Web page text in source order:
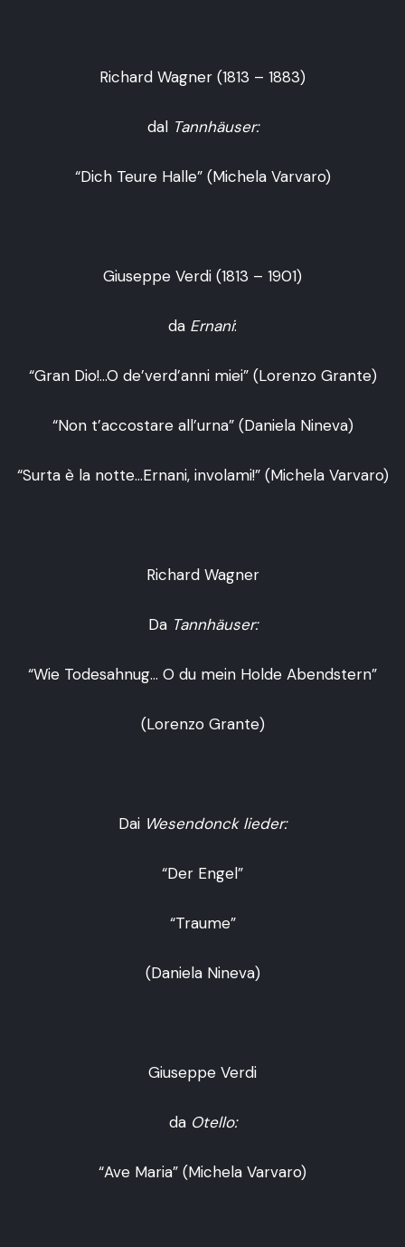
Richard Wagner (1813 – 1883)
dal Tannhäuser:
“Dich Teure Halle” (Michela Varvaro)
Giuseppe Verdi (1813 – 1901)
da Ernani:
“Gran Dio!…O de’verd’anni miei” (Lorenzo Grante)
“Non t’accostare all’urna” (Daniela Nineva)
“Surta è la notte…Ernani, involami!” (Michela Varvaro)
Richard Wagner
Da Tannhäuser:
“Wie Todesahnug… O du mein Holde Abendstern”
(Lorenzo Grante)
Dai Wesendonck lieder:
“Der Engel”
“Traume”
(Daniela Nineva)
Giuseppe Verdi
da Otello:
“Ave Maria” (Michela Varvaro)